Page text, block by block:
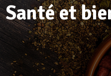
Santé et